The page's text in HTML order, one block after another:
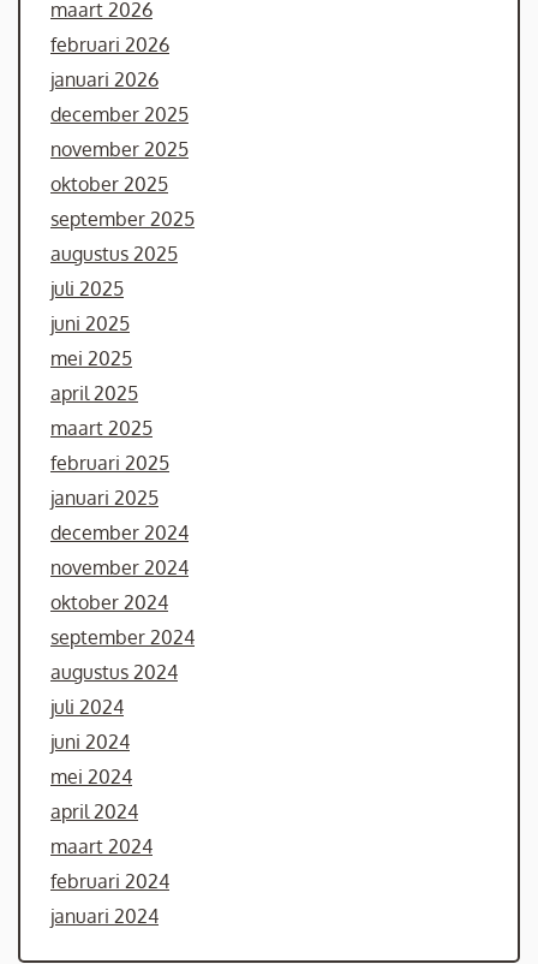
maart 2026
februari 2026
januari 2026
december 2025
november 2025
oktober 2025
september 2025
augustus 2025
juli 2025
juni 2025
mei 2025
april 2025
maart 2025
februari 2025
januari 2025
december 2024
november 2024
oktober 2024
september 2024
augustus 2024
juli 2024
juni 2024
mei 2024
april 2024
maart 2024
februari 2024
januari 2024